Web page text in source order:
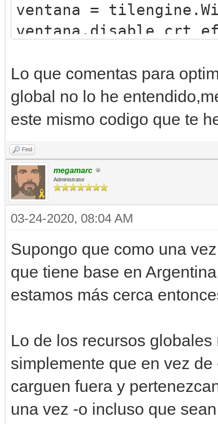
ventana =
215,242))
class
self.x = x
self.y = y
self.sprite =
self.imagen =
,self.y)
Lo que comentas para
global no lo he
este mismo codigo que te
Find
megamarc
Administrator
03-24-2020, 08:04 AM
Supongo que como una
que tiene base en
estamos más cerca
Lo de los recursos
simplemente que en vez
carguen fuera y
una vez -o incluso que